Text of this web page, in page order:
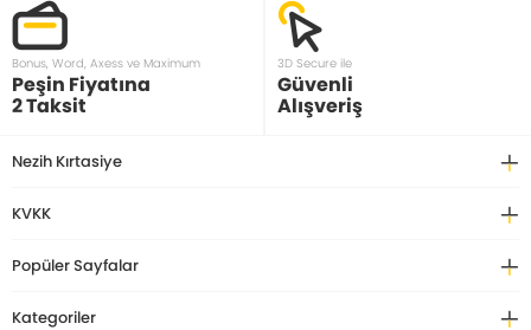
Bonus, Word, Axess ve Maximum
Peşin Fiyatına
2 Taksit
3D Secure ile
Güvenli
Alışveriş
Nezih Kırtasiye
KVKK
Popüler Sayfalar
Kategoriler